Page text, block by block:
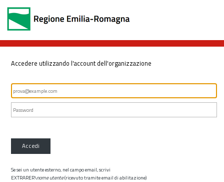
Accedere utilizzando l'account dell'organizzazione
Accedi
Se sei un utente esterno, nel campo email, scrivi
EXTRARER\nome utente(ricevuto tramite email di abilitazione)